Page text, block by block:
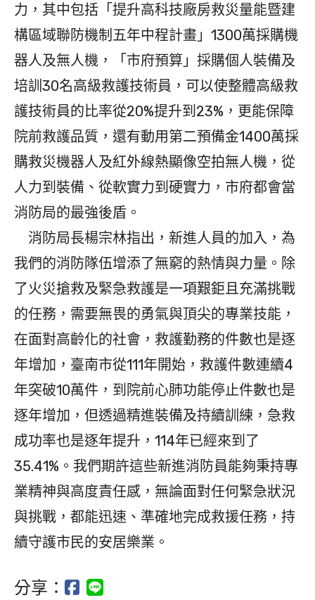
力，其中包括「提升高科技廠房救災量能暨建
構區域聯防機制五年中程計畫」1300萬採購機
器人及無人機，「市府預算」採購個人裝備及
培訓30名高級救護技術員，可以使整體高級救
護技術員的比率從20%提升到23%，更能保障
院前救護品質，還有動用第二預備金1400萬採
購救災機器人及紅外線熱顯像空拍無人機，從
人力到裝備、從軟實力到硬實力，市府都會當
消防局的最強後盾。
消防局長楊宗林指出，新進人員的加入，為
我們的消防隊伍增添了無窮的熱情與力量。除
了火災搶救及緊急救護是一項艱鉅且充滿挑戰
的任務，需要無畏的勇氣與頂尖的專業技能，
在面對高齡化的社會，救護勤務的件數也是逐
年增加，臺南市從111年開始，救護件數連續4
年突破10萬件，到院前心肺功能停止件數也是
逐年增加，但透過精進裝備及持續訓練，急救
成功率也是逐年提升，114年已經來到了
35.41%。我們期許這些新進消防員能夠秉持專
業精神與高度責任感，無論面對任何緊急狀況
與挑戰，都能迅速、準確地完成救援任務，持
續守護市民的安居樂業。
分享：